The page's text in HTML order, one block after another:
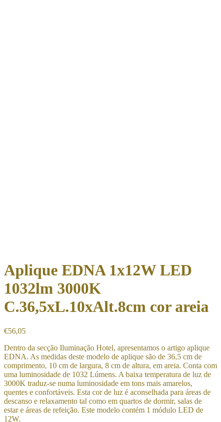
Aplique EDNA 1x12W LED
1032lm 3000K
C.36,5xL.10xAlt.8cm cor areia
€56,05
Dentro da secção Iluminação Hotel, apresentamos o artigo aplique
EDNA. As medidas deste modelo de aplique são de 36,5 cm de
comprimento, 10 cm de largura, 8 cm de altura, em areia. Conta com
uma luminosidade de 1032 Lúmens. A baixa temperatura de luz de
3000K traduz-se numa luminosidade em tons mais amarelos,
quentes e confortáveis. Esta cor de luz é aconselhada para áreas de
descanso e relaxamento tal como em quartos de dormir, salas de
estar e áreas de refeição. Este modelo contém 1 módulo LED de
12W.